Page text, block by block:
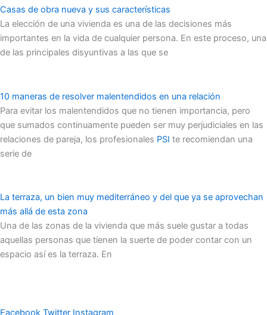
Casas de obra nueva y sus características
La elección de una vivienda es una de las decisiones más
importantes en la vida de cualquier persona. En este proceso, una
de las principales disyuntivas a las que se
10 maneras de resolver malentendidos en una relación
Para evitar los malentendidos que no tienen importancia, pero
que sumados continuamente pueden ser muy perjudiciales en las
relaciones de pareja, los profesionales PSI te recomiendan una
serie de
La terraza, un bien muy mediterráneo y del que ya se aprovechan
más allá de esta zona
Una de las zonas de la vivienda que más suele gustar a todas
aquellas personas que tienen la suerte de poder contar con un
espacio así es la terraza. En
Facebook Twitter Instagram